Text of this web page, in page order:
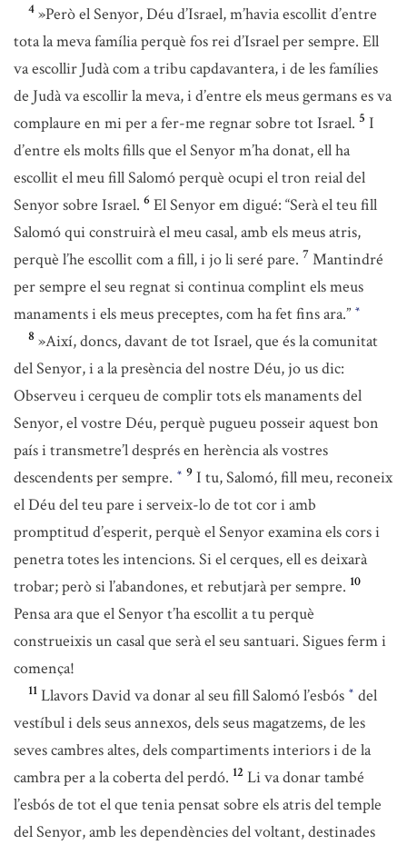
4 »Però el Senyor, Déu d’Israel, m’havia escollit d’entre
tota la meva família perquè fos rei d’Israel per sempre. Ell
va escollir Judà com a tribu capdavantera, i de les famílies
de Judà va escollir la meva, i d’entre els meus germans es va
complaure en mi per a fer-me regnar sobre tot Israel. 5 I
d’entre els molts fills que el Senyor m’ha donat, ell ha
escollit el meu fill Salomó perquè ocupi el tron reial del
Senyor sobre Israel. 6 El Senyor em digué: “Serà el teu fill
Salomó qui construirà el meu casal, amb els meus atris,
perquè l’he escollit com a fill, i jo li seré pare. 7 Mantindré
per sempre el seu regnat si continua complint els meus
manaments i els meus preceptes, com ha fet fins ara.” *
8 »Així, doncs, davant de tot Israel, que és la comunitat
del Senyor, i a la presència del nostre Déu, jo us dic:
Observeu i cerqueu de complir tots els manaments del
Senyor, el vostre Déu, perquè pugueu posseir aquest bon
país i transmetre’l després en herència als vostres
descendents per sempre. * 9 I tu, Salomó, fill meu, reconeix
el Déu del teu pare i serveix-lo de tot cor i amb
promptitud d’esperit, perquè el Senyor examina els cors i
penetra totes les intencions. Si el cerques, ell es deixarà
trobar; però si l’abandones, et rebutjarà per sempre. 10
Pensa ara que el Senyor t’ha escollit a tu perquè
construeixis un casal que serà el seu santuari. Sigues ferm i
comença!
11 Llavors David va donar al seu fill Salomó l’esbós * del
vestíbul i dels seus annexos, dels seus magatzems, de les
seves cambres altes, dels compartiments interiors i de la
cambra per a la coberta del perdó. 12 Li va donar també
l’esbós de tot el que tenia pensat sobre els atris del temple
del Senyor, amb les dependències del voltant, destinades